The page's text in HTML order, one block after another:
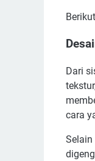
Dari
cara